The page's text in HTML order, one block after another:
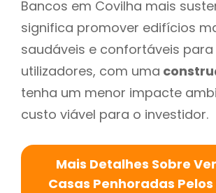
Bancos em Covilha mais
significa promover edifícios
saudáveis e confortáveis para
utilizadores, com uma
tenha um menor impacte
custo viável para o investidor.
Mais Detalhes Sobre
Casas Penhoradas